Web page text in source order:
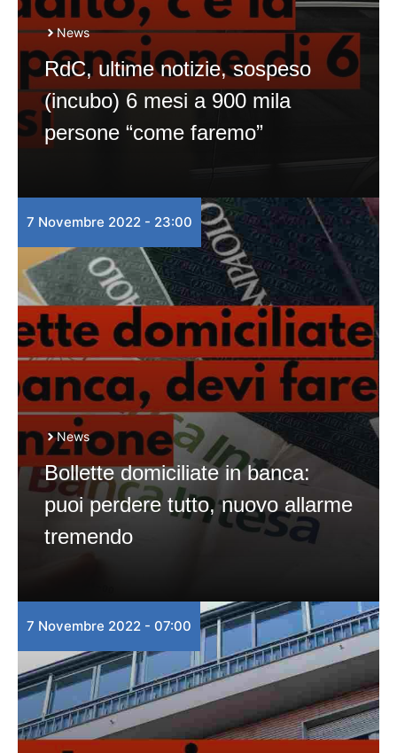
News
RdC, ultime notizie, sospeso
(incubo) 6 mesi a 900 mila
persone “come faremo”
7 Novembre 2022 - 23:00
News
Bollette domiciliate in banca:
puoi perdere tutto, nuovo allarme
tremendo
7 Novembre 2022 - 07:00